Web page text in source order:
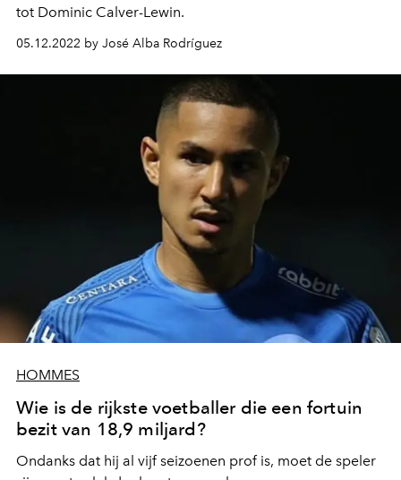
tot Dominic Calver-Lewin.
05.12.2022 by José Alba Rodríguez
HOMMES
Wie is de rijkste voetballer die een fortuin
bezit van 18,9 miljard?
Ondanks dat hij al vijf seizoenen prof is, moet de speler